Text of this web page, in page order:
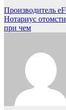
Производитель
Нотариус
при чем